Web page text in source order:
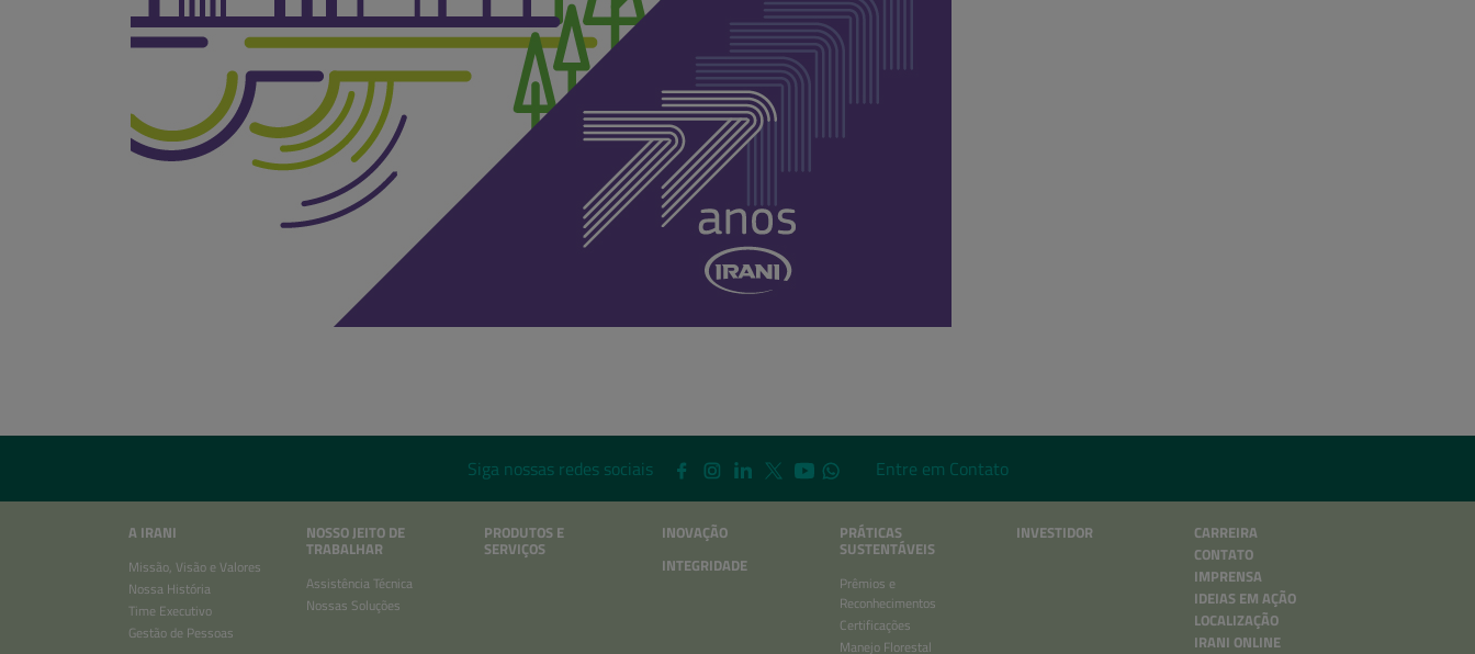
Siga nossas redes sociais Entre em Contato
A IRANI
Missão, Visão e Valores
Nossa História
Time Executivo
Gestão de Pessoas
NOSSO JEITO DE
TRABALHAR
Assistência Técnica
Nossas Soluções
PRODUTOS E
SERVIÇOS
INOVAÇÃO
INTEGRIDADE
PRÁTICAS
SUSTENTÁVEIS
Prêmios e
Reconhecimentos
Certificações
Manejo Florestal
INVESTIDOR
CARREIRA
CONTATO
IMPRENSA
IDEIAS EM AÇÃO
LOCALIZAÇÃO
IRANI ONLINE